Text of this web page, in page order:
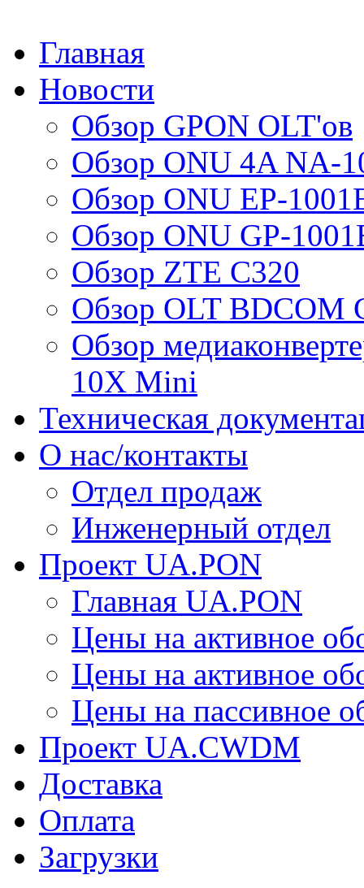
Главная
Новости
Обзор GPON OLT'ов
Обзор ONU 4A NA-
Обзор ONU EP-
Обзор ONU GP-
Обзор ZTE C320
Обзор OLT BDCOM
Обзор
10X Mini
Техническая
О нас/контакты
Отдел продаж
Инженерный отдел
Проект UA.PON
Главная UA.PON
Цены на активное
Цены на активное
Цены на пассивное
Проект UA.CWDM
Доставка
Оплата
Загрузки